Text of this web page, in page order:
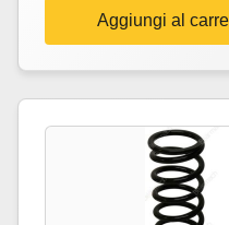
Aggiungi al